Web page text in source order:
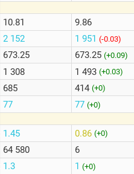
10.81
2 152
673.25
1 308
685
77
1.45
64 580
1.3
9.86
1 951 (-0.03)
673.25 (+0.09)
1 493 (+0.03)
414 (+0)
77 (+0)
0.86 (+0)
6
1 (+0)